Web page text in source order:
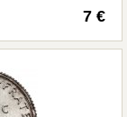
7 €